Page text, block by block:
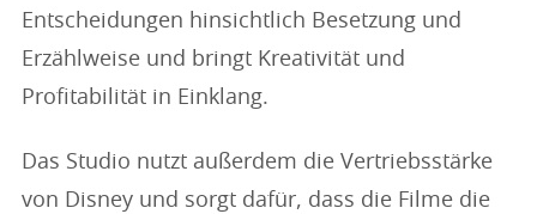
Entscheidungen hinsichtlich Besetzung und
Erzählweise und bringt Kreativität und
Profitabilität in Einklang.
Das Studio nutzt außerdem die Vertriebsstärke
von Disney und sorgt dafür, dass die Filme die